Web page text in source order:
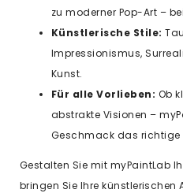
zu moderner Pop-Art –
Künstlerische Stile:
Impressionismus,
Kunst.
Für alle Vorlieben: Ob
abstrakte Visionen –
Geschmack das richtige
Gestalten Sie mit myPaintLab
bringen Sie Ihre künstlerischen